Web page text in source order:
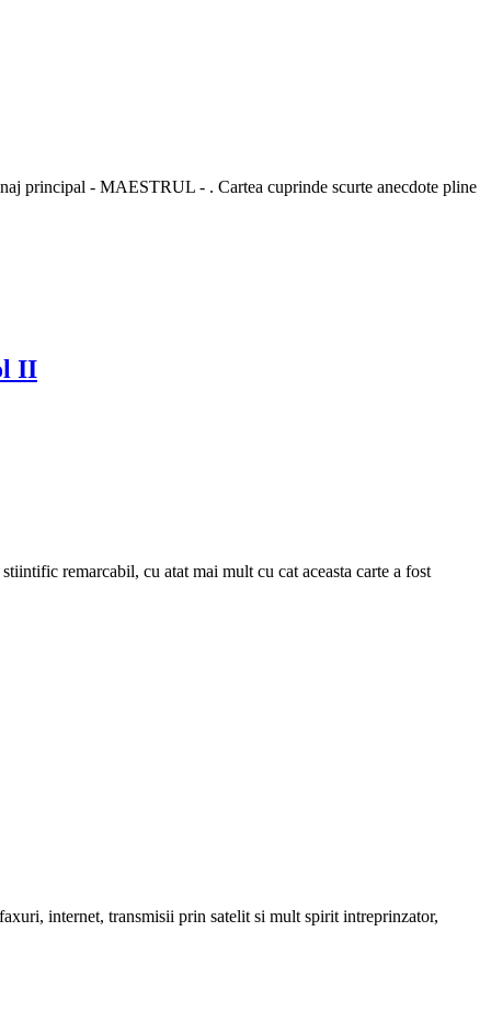
principal - MAESTRUL - . Cartea cuprinde scurte anecdote pline
II
remarcabil, cu atat mai mult cu cat aceasta carte a fost
internet, transmisii prin satelit si mult spirit intreprinzator,